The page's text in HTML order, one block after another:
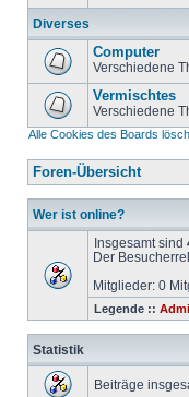
Diverses
Computer
Verschiedene
Vermischtes
Verschiedene
Alle Cookies des Boards
Foren-Übersicht
Wer ist online?
Insgesamt sind
Der
Mitglieder: 0
Legende ::
Statistik
Beiträge